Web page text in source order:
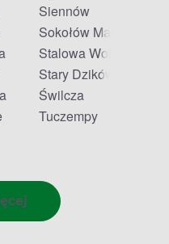
Siennów
Sokołów Małopolski
Stalowa Wola
Stary Dzików
Świlcza
Tuczempy